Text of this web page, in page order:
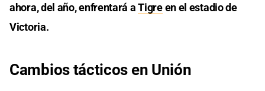
ahora, del año, enfrentará aTigreen el estadio de
Victoria.
Cambios tácticos en Unión